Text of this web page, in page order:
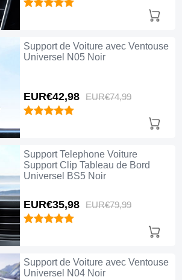
Support de Voiture avec Ventouse
Universel N05 Noir
EUR€42,98 EUR€74,99
Support Telephone Voiture
Support Clip Tableau de Bord
Universel BS5 Noir
EUR€35,98 EUR€79,99
Support de Voiture avec Ventouse
Universel N04 Noir